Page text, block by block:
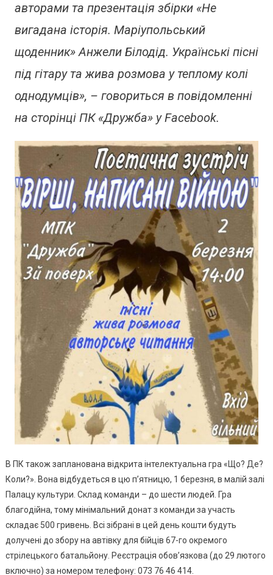
авторами та презентація збірки «Не
вигадана історія. Маріупольський
щоденник» Анжели Білодід. Українські пісні
під гітару та жива розмова у теплому колі
однодумців», – говориться в повідомленні
на сторінці ПК «Дружба» у Facebook.
В ПК також запланована відкрита інтелектуальна гра «Що? Де?
Коли?». Вона відбудеться в цю п’ятницю, 1 березня, в малій залі
Палацу культури. Склад команди – до шести людей. Гра
благодійна, тому мінімальний донат з команди за участь
складає 500 гривень. Всі зібрані в цей день кошти будуть
долучені до збору на автівку для бійців 67-го окремого
стрілецького батальйону. Реєстрація обов’язкова (до 29 лютого
включно) за номером телефону: 073 76 46 414.